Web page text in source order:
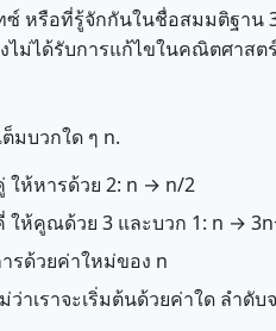
หรือที่รู้จักกันในชื่อสมมติฐาน
ไม่ได้รับการแก้ไขในคณิตศาสตร์
มบวกใด ๆ n.
ให้หารด้วย 2: n → n/2
ให้คูณด้วย 3 และบวก 1: n →
รด้วยค่าใหม่ของ n
าเราจะเริ่มต้นด้วยค่าใด ลำดับ